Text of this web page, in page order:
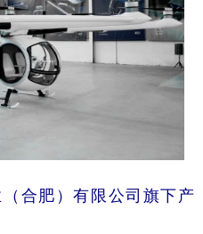
合肥）有限公司旗下产